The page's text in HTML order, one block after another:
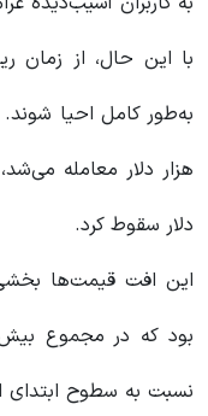
با این حال، از زمان
دلار سقوط کرد.
این افت قیمت‌ها بخشی
نسبت به سطوح ابتدای